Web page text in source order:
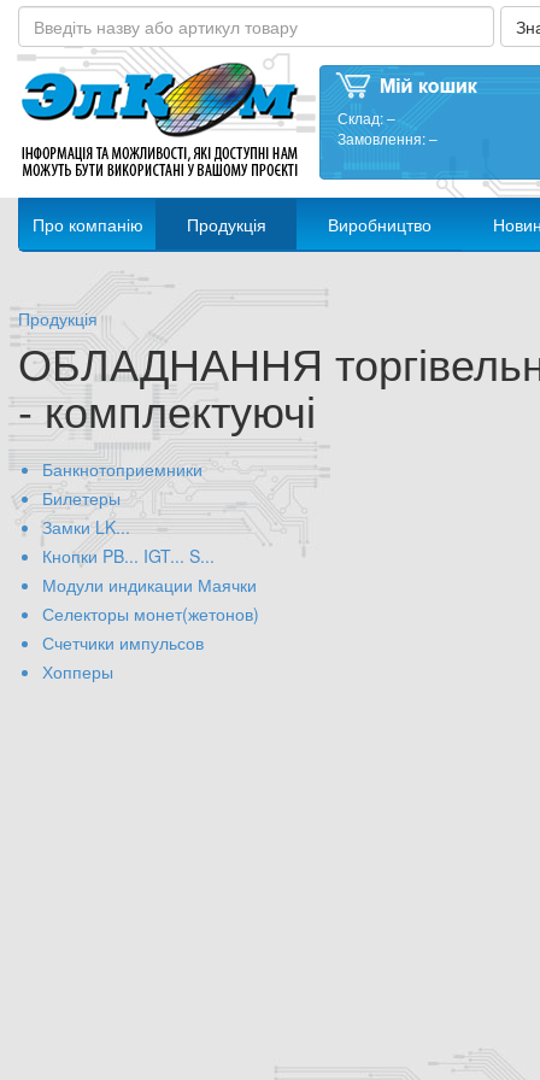
Склад:–
Замовлення:–
Про компанію Продукція Виробництво
Продукція
ОБЛАДНАННЯ
- комплектуючі
Банкнотоприемники
Билетеры
Замки LK...
Кнопки PB... IGT... S...
Модули индикации Маячки
Селекторы монет(жетонов)
Счетчики импульсов
Хопперы